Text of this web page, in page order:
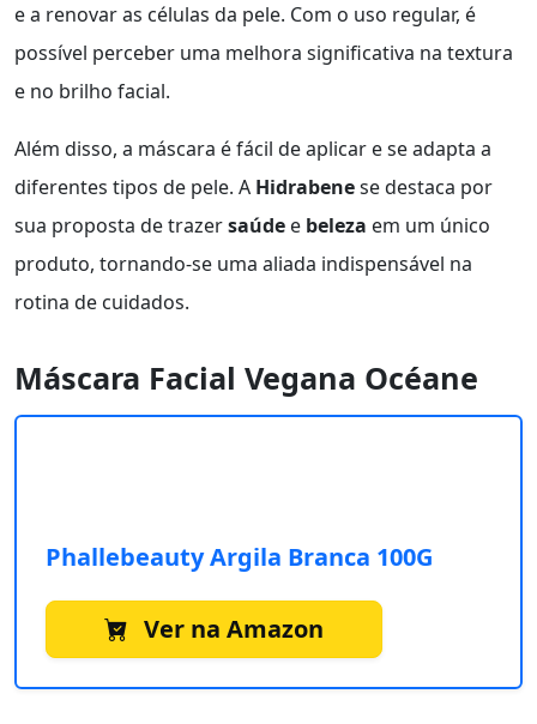
e a renovar as células da pele. Com o uso regular, é
possível perceber uma melhora significativa na textura
e no brilho facial.
Além disso, a máscara é fácil de aplicar e se adapta a
diferentes tipos de pele. A Hidrabenese destaca por
sua proposta de trazersaúde e beleza em um único
produto, tornando-se uma aliada indispensável na
rotina de cuidados.
Máscara Facial Vegana Océane
Phallebeauty Argila Branca 100G
Ver na Amazon